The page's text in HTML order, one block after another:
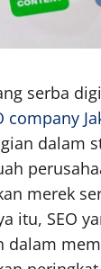
serba
company
dalam
merek
itu, SEO
dalam